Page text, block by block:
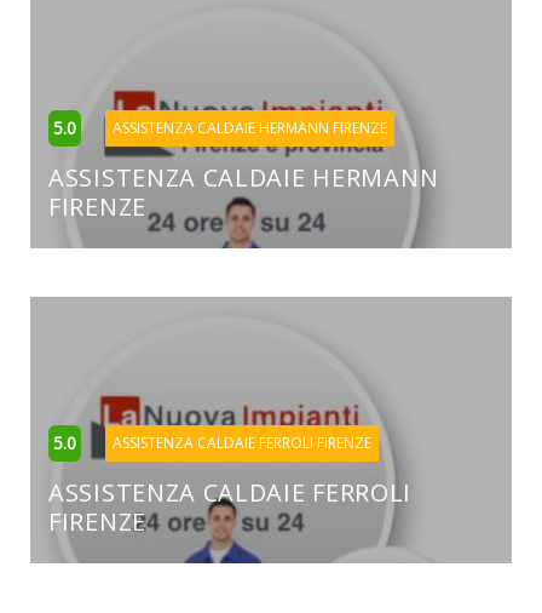
5.0 ASSISTENZA CALDAIE HERMANN FIRENZE
ASSISTENZA CALDAIE HERMANN
FIRENZE
5.0 ASSISTENZA CALDAIE FERROLI FIRENZE
ASSISTENZA CALDAIE FERROLI
FIRENZE